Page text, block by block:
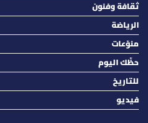
ثقافة وفنون
الرياضة
منوّعات
حظّك اليوم
للتاريخ
فيديو